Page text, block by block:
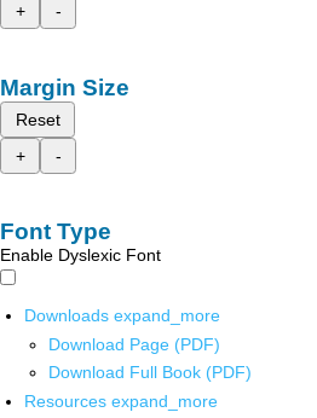
+
-
Margin Size
Reset
+
-
Font Type
Enable Dyslexic Font
Downloads expand_more
Download Page (PDF)
Download Full Book (PDF)
Resources expand_more